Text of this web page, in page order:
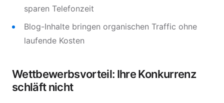
sparen Telefonzeit
Blog-Inhalte bringen organischen Traffic ohne
laufende Kosten
Wettbewerbsvorteil: Ihre Konkurrenz
schläft nicht